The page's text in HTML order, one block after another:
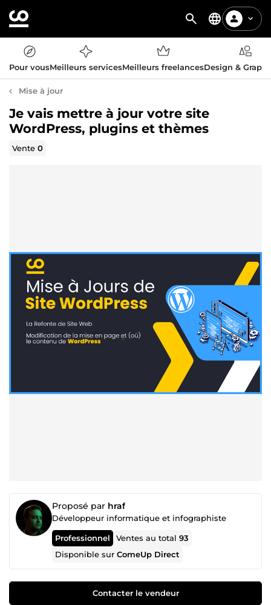
Pour vousMeilleurs servicesMeilleurs freelancesDesign &
Mise à jour
Je vais mettre à jour votre site
WordPress, plugins et thèmes
Vente0
Proposé par hraf
Développeur informatique et infographiste
Professionnel Ventes au total93
Disponible surComeUp Direct
Contacter le vendeur